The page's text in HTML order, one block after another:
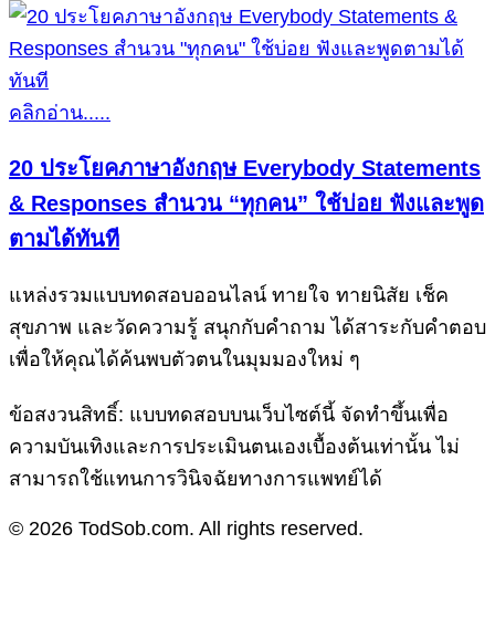
คลิกอ่าน.....
20 ประโยคภาษาอังกฤษ Everybody Statements
& Responses สำนวน “ทุกคน” ใช้บ่อย ฟังและพูด
ตามได้ทันที
แหล่งรวมแบบทดสอบออนไลน์ ทายใจ ทายนิสัย เช็ค
สุขภาพ และวัดความรู้ สนุกกับคำถาม ได้สาระกับคำตอบ
เพื่อให้คุณได้ค้นพบตัวตนในมุมมองใหม่ ๆ
ข้อสงวนสิทธิ์: แบบทดสอบบนเว็บไซต์นี้ จัดทำขึ้นเพื่อ
ความบันเทิงและการประเมินตนเองเบื้องต้นเท่านั้น ไม่
สามารถใช้แทนการวินิจฉัยทางการแพทย์ได้
© 2026 TodSob.com. All rights reserved.